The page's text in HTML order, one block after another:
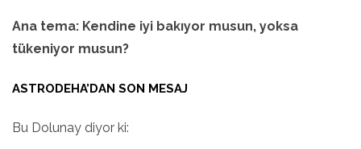
Ana tema: Kendine iyi bakıyor musun, yoksa
tükeniyor musun?
ASTRODEHA’DAN SON MESAJ
Bu Dolunay diyor ki: